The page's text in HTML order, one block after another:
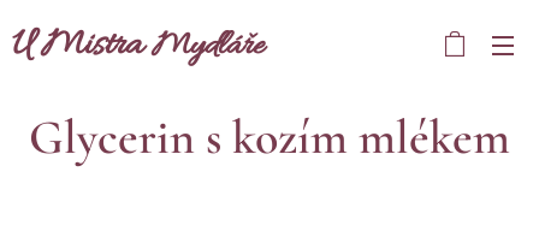
U MistraMydláře
Glycerin s kozím mlékem